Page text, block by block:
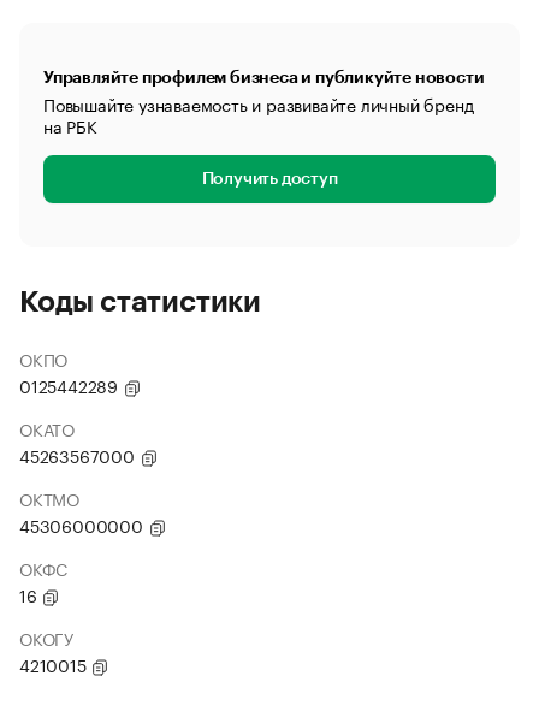
Управляйте профилем бизнеса и публикуйте новости
Повышайте узнаваемость и развивайте личный бренд
на РБК
Получить доступ
Коды статистики
ОКПО
0125442289
ОКАТО
45263567000
ОКТМО
45306000000
ОКФС
16
ОКОГУ
4210015